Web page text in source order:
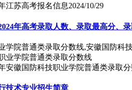
江苏高考报名信息2024/10/29
年高考录取人数、录取最高分、
学院普通类录取分数线,安徽国防科
安徽国防科技职业学院普通类录取
技术专业招生简章